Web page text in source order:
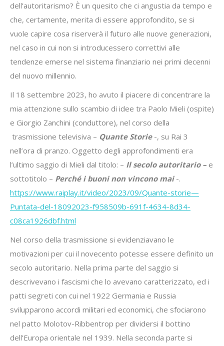
dell’autoritarismo? È un quesito che ci angustia da tempo e
che, certamente, merita di essere approfondito, se si
vuole capire cosa riserverà il futuro alle nuove generazioni,
nel caso in cui non si introducessero correttivi alle
tendenze emerse nel sistema finanziario nei primi decenni
del nuovo millennio.
Il 18 settembre 2023, ho avuto il piacere di concentrare la
mia attenzione sullo scambio di idee tra Paolo Mieli (ospite)
e Giorgio Zanchini (conduttore), nel corso della
trasmissione televisiva – Quante Storie -, su Rai 3
nell’ora di pranzo. Oggetto degli approfondimenti era
l’ultimo saggio di Mieli dal titolo: – Il secolo autoritario – e
sottotitolo – Perché i buoni non vincono mai -.
https://www.raiplay.it/video/2023/09/Quante-storie—
Puntata-del-18092023-f958509b-691f-4634-8d34-
c08ca1926dbf.html
Nel corso della trasmissione si evidenziavano le
motivazioni per cui il novecento potesse essere definito un
secolo autoritario. Nella prima parte del saggio si
descrivevano i fascismi che lo avevano caratterizzato, ed i
patti segreti con cui nel 1922 Germania e Russia
svilupparono accordi militari ed economici, che sfociarono
nel patto Molotov-Ribbentrop per dividersi il bottino
dell’Europa orientale nel 1939. Nella seconda parte si